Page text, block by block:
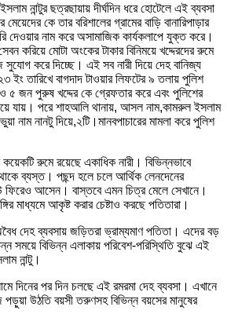
নান্টুর ছত্রছায়ায় দীর্ঘদিন ধরে হোটেলে এই ব্যবসা
কে তার বরিশালের গ্রামের বাড়ি বানারিপাড়ার
দেওয়ার নাম করে অসামাজিক কার্যকলাপে যুক্ত করে।
করিয়ে মোটা অংকের টাকার বিনিময়ে খদ্দেরদের রুমে
সুযোগ করে দিচ্ছে। এই সব নারী দিয়ে দেহ বানিজ্য
তারিখে বাগদাদ টাওয়ার লিফটের ৯ তলায় পুলিশ
৫ জন পুরুষ খদ্দের কে গ্রেফতার করে এবং পুলিশের
যায়। পরে শাহআলি থানায়, আসল নাম,কামরুল ইসলাম
নাম নানটু দিয়ে,২টি।মানবপাচারের মামলা করে পুলিশ
রুমে রয়েছে একাধিক নারী। বিভিন্নভাবে
ব্যস্ত। পছন্দ হলে চলে আর্থিক লেনদেনের
ফিরেও আসেন। বাস্তবে এমন চিত্র মেলে সেখানে।
মাধ্যমে আকৃষ্ট করার চেষ্টাও করছে পতিতারা।
দেহ ব্যবসায় জড়িতরা ভ্রাম্যমাণ পতিতা। এদের বড়
সময়ে বিভিন্ন এলাকায় পরিবেশ-পরিস্থিতি বুঝে এই
নান্টু।
দিনের পর দিন চলছে এই রমরমা দেহ ব্যবসা। এখানে
উঠতি বয়সী তরুণসহ বিভিন্ন বয়সের মানুষের